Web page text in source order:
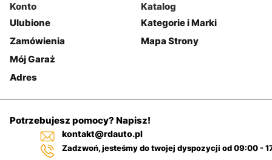
Konto
Ulubione
Zamówienia
Mój Garaż
Adres
Katalog
Kategorie i Marki
Mapa Strony
Potrzebujesz pomocy? Napisz!
kontakt@rdauto.pl
Zadzwoń, jesteśmy do twojej dyspozycji od 09:00 -